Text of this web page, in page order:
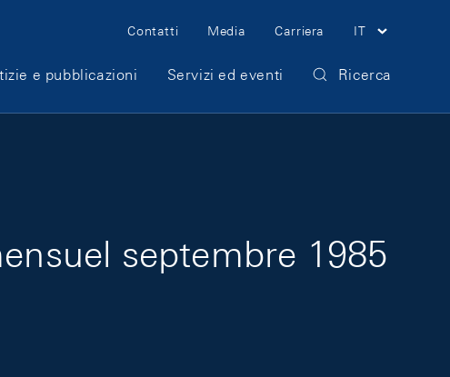
Meta Navigation
Contatti Media Carriera IT
e pubblicazioni Servizi ed eventi Ricerca
septembre 1985